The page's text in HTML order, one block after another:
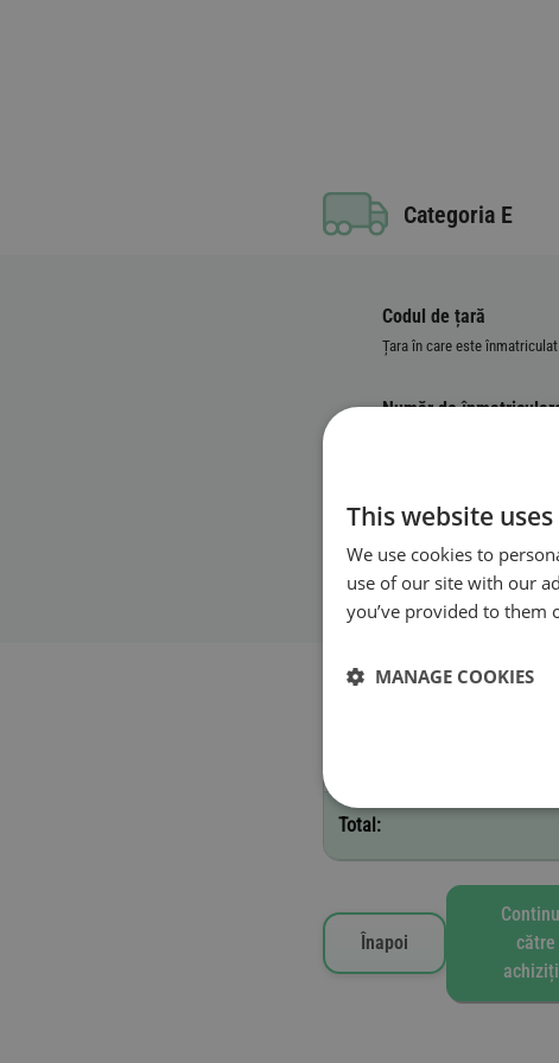
Categoria E
Codul de țară
Țara în care este
Număr de
Data de început a
Roviniete selectate
Total:
Înapoi
către
This website
We use cookies to
use of our site with our
you’ve provided to them
MANAGE COOKIES